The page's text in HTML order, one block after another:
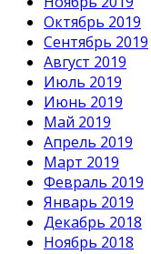
Октябрь 2019
Сентябрь 2019
Август 2019
Июль 2019
Июнь 2019
Май 2019
Апрель 2019
Март 2019
Февраль 2019
Январь 2019
Декабрь 2018
Ноябрь 2018